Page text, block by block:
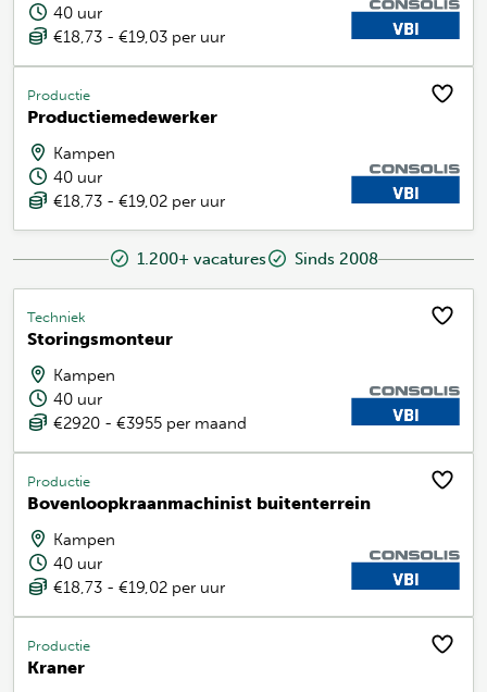
40 uur
€18,73 - €19,03 per uur
Productie
Productiemedewerker
Kampen
40 uur
€18,73 - €19,02 per uur
1.200+ vacatures Sinds 2008
Techniek
Storingsmonteur
Kampen
40 uur
€2920 - €3955 per maand
Productie
Bovenloopkraanmachinist buitenterrein
Kampen
40 uur
€18,73 - €19,02 per uur
Productie
Kraner